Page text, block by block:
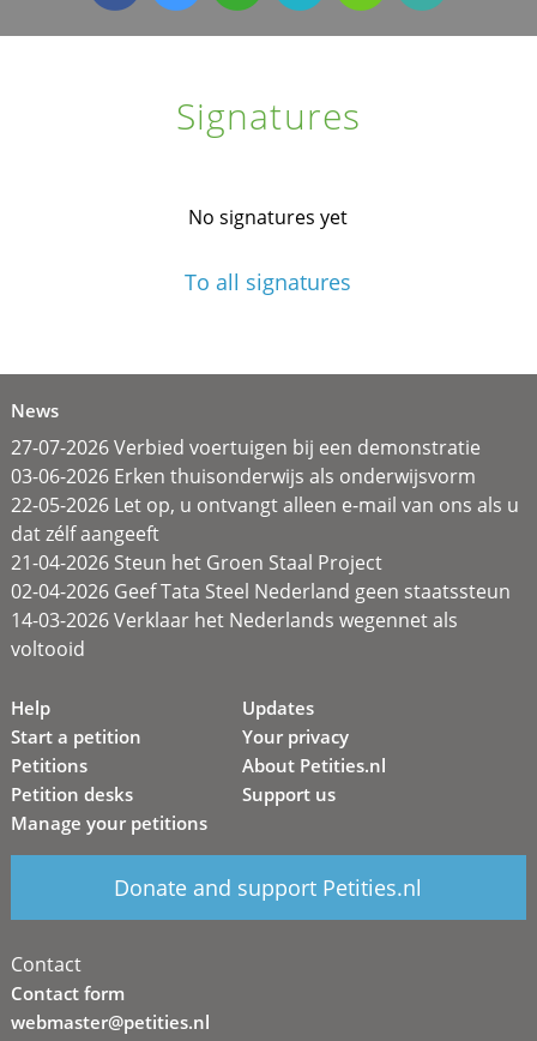
Signatures
No signatures yet
To all signatures
News
27-07-2026 Verbied voertuigen bij een demonstratie
03-06-2026 Erken thuisonderwijs als onderwijsvorm
22-05-2026 Let op, u ontvangt alleen e-mail van ons als u
dat zélf aangeeft
21-04-2026 Steun het Groen Staal Project
02-04-2026 Geef Tata Steel Nederland geen staatssteun
14-03-2026 Verklaar het Nederlands wegennet als
voltooid
Help
Start a petition
Petitions
Petition desks
Manage your petitions
Updates
Your privacy
About Petities.nl
Support us
Donate and support Petities.nl
Contact
Contact form
webmaster@petities.nl